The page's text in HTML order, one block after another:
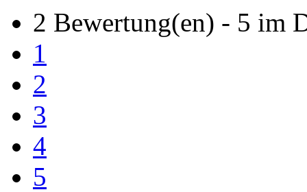
2 Bewertung(en) - 5 im
1
2
3
4
5